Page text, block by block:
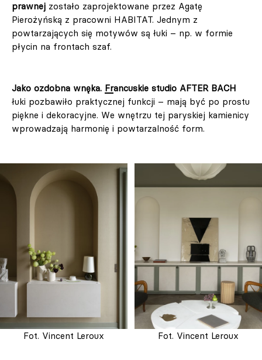
prawnej zostało zaprojektowane przez Agatę
Pierożyńską z pracowni HABITAT. Jednym z
powtarzających się motywów są łuki – np. w formie
płycin na frontach szaf.
Jako ozdobna wnęka. Francuskie studio AFTER BACH
łuki pozbawiło praktycznej funkcji – mają być po prostu
piękne i dekoracyjne. We wnętrzu tej paryskiej kamienicy
wprowadzają harmonię i powtarzalność form.
Fot. Vincent Leroux Fot. Vincent Leroux